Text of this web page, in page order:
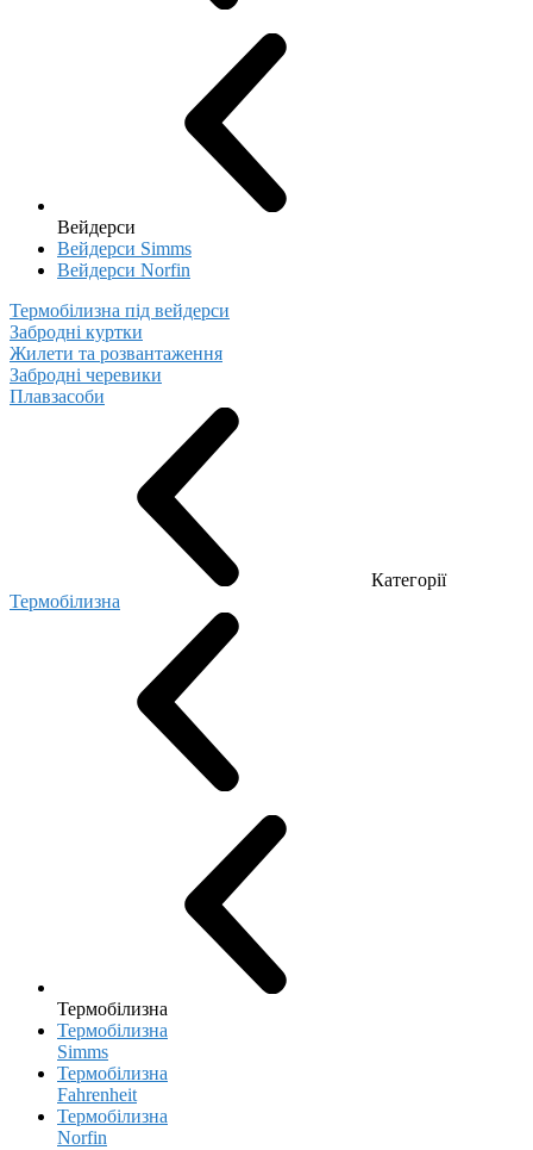
Вейдерси
Вейдерси Simms
Вейдерси Norfin
Термобілизна під вейдерси
Забродні куртки
Жилети та розвантаження
Забродні черевики
Плавзасоби
Категорії
Термобілизна
Термобілизна
Термобілизна
Simms
Термобілизна
Fahrenheit
Термобілизна
Norfin